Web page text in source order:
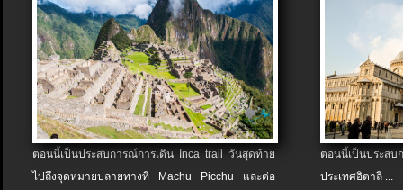
ตอนนี้เป็นประสบการณ์การเดิน Inca trail วันสุดท้าย
ไปถึงจุดหมายปลายทางที่ Machu Picchu และต่อ
ตอนนี้เป็นประส
ประเทศอิตาลี ...